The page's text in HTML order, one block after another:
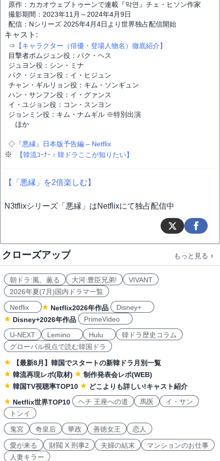
原作：カカオウェブトゥーンで連載『악연』チェ・ヒソン作家
撮影期間：2023年11月～2024年4月9日
配信：Nシリーズ 2025年4月4日より世界独占配信開始
キャスト:
⇒ 【キャラクター（俳優・登場人物名）徹底紹介】
目撃者ボムジュン役：パク・ヘス
ジュヨン役：シン・ミナ
パク・ジェヨン役：イ・ヒジュン
チャン・ギルリョン役：キム・ソンギュン
ハン・サンフン役：イ・グァンス
イ・ユジョン役：コン・スンヨン
ジョンミン役：キム・ナムギル ※特別出演
ほか
◇ 『悪縁』日本版予告編 – Netflix
※ 【韓流ｺｰﾅｰ：韓ドラここが知りたい】
【「悪縁」を2倍楽しむ】
N3tflixシリーズ「悪縁」はNetflixにて独占配信中
クローズアップ もっと見る
朝ドラ:風、薫る 大河:豊臣兄弟!
VIVANT
2026年夏(7月)国内ドラマ一覧
Netflix
Netflix2026年作品
Disney+
Disney+2026年作品
PrimeVideo
U-NEXT
Lemino Hulu
韓ドラ歴史コラム
グローバル視点で読む韓国ドラ
【最新8月】韓国でスタートの新韓ドラ月別一覧
韓流再現レポ(取材)
制作発表会レポ(WEB)
韓国TV視聴率TOP10
どこよりも詳しい!キャスト紹介
Netflix世界TOP10
ヘチ 王座への道 馬医
イ・サン
トンイ
鬼宮
奇皇后 華政 善徳女王 恋人
愛が来る 財閥 X 刑事2 夫婦の結末
マンションのお仕事
人妻キラー